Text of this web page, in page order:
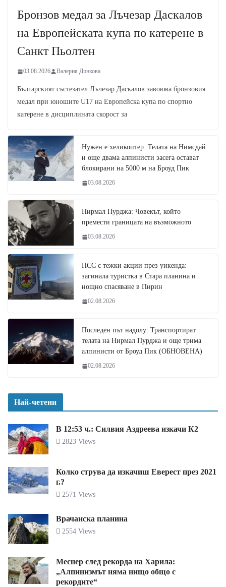
Бронзов медал за Лъчезар Даскалов
на Европейската купа по катерене в
Санкт Пьолтен
03.08.2026 Валерия Динкова
Българският състезател Лъчезар Даскалов завоюва бронзовия
медал при юношите U17 на Европейска купа по спортно
катерене в дисциплината скорост за
Нужен е хеликоптер: Телата на Нимсдай
и още двама алпинисти засега остават
блокирани на 5000 м на Броуд Пик
03.08.2026
Нирмал Пурджа: Човекът, който
премести границата на възможното
03.08.2026
ПСС с тежки акции през уикенда:
загинала туристка в Стара планина и
нощно спасяване в Пирин
02.08.2026
Последен път надолу: Транспортират
телата на Нирмал Пурджа и още трима
алпинисти от Броуд Пик (ОБНОВЕНА)
02.08.2026
Най-четени
В 12:53 ч.: Силвия Аздреева изкачи К2
2823 Views
Колко струва да изкачиш Еверест през 2021
г.?
2571 Views
Врачанска планина
2554 Views
Меснер след рекорда на Харила:
„Алпинизмът няма нищо общо с
рекордите“